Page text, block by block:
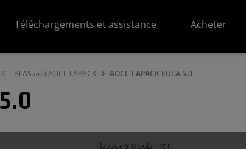
Téléchargements et assistance Acheter
BLAS and AOCL-LAPACK AOCL-LAPACK EULA 5.0